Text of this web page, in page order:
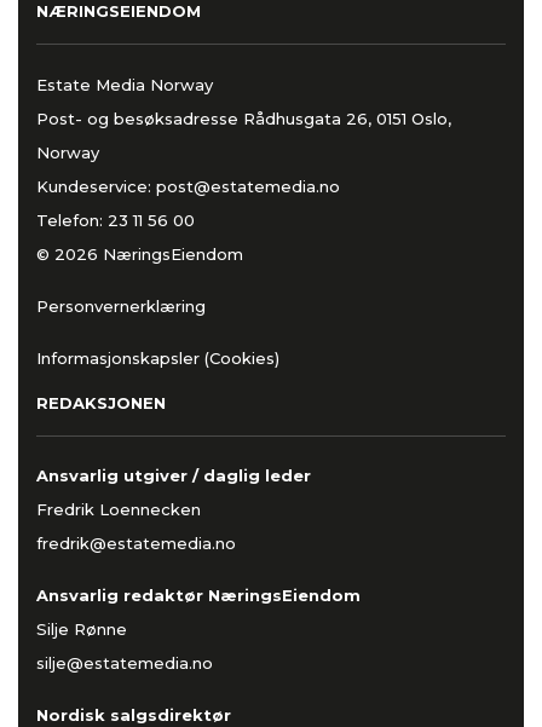
NÆRINGSEIENDOM
Estate Media Norway
Post- og besøksadresse Rådhusgata 26, 0151 Oslo,
Norway
Kundeservice: post@estatemedia.no
Telefon: 23 11 56 00
© 2026 NæringsEiendom
Personvernerklæring
Informasjonskapsler (Cookies)
REDAKSJONEN
Ansvarlig utgiver / daglig leder
Fredrik Loennecken
fredrik@estatemedia.no
Ansvarlig redaktør NæringsEiendom
Silje Rønne
silje@estatemedia.no
Nordisk salgsdirektør